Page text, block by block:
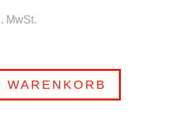
MwSt.
WARENKORB